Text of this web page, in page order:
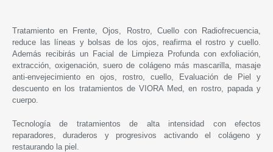
Tratamiento en Frente, Ojos, Rostro, Cuello con Radiofrecuencia,
reduce las líneas y bolsas de los ojos, reafirma el rostro y cuello.
Además recibirás un Facial de Limpieza Profunda con exfoliación,
extracción, oxigenación, suero de colágeno más mascarilla, masaje
anti-envejecimiento en ojos, rostro, cuello, Evaluación de Piel y
descuento en los tratamientos de VIORA Med, en rostro, papada y
cuerpo.
Tecnología de tratamientos de alta intensidad con efectos
reparadores, duraderos y progresivos activando el colágeno y
restaurando la piel.